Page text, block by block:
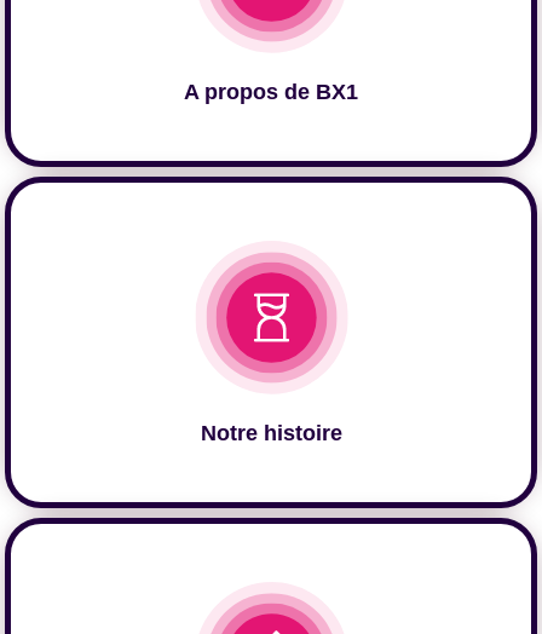
A propos de BX1
Cliquer ici
Notre histoire